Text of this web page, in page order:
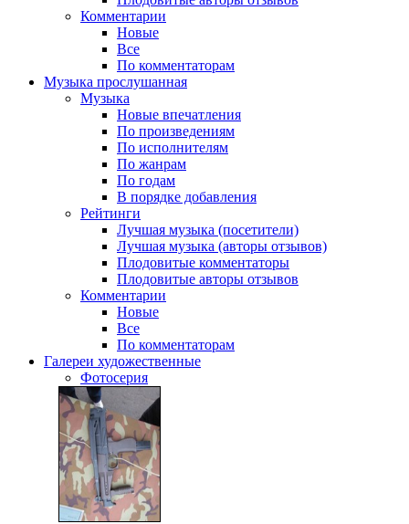
Комментарии
Новые
Все
По комментаторам
Музыка прослушанная
Музыка
Новые впечатления
По произведениям
По исполнителям
По жанрам
По годам
В порядке добавления
Рейтинги
Лучшая музыка (посетители)
Лучшая музыка (авторы отзывов)
Плодовитые комментаторы
Плодовитые авторы отзывов
Комментарии
Новые
Все
По комментаторам
Галереи художественные
Фотосерия